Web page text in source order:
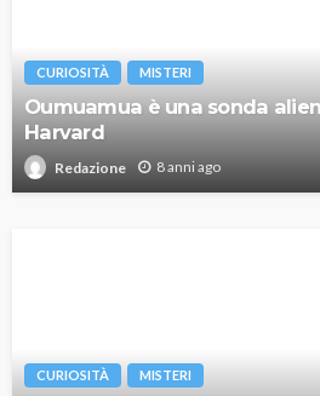
CURIOSITÀ MISTERI
Oumuamua è una sonda
Harvard
Redazione 8 anni ago
CURIOSITÀ MISTERI